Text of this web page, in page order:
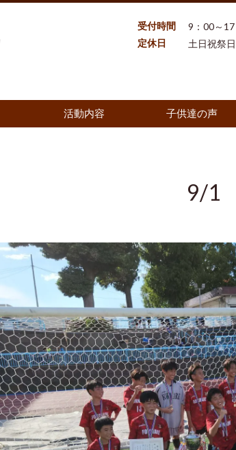
受付時間
9：00～
定休日
土日祝祭日
活動内容 子供達の声
9/1